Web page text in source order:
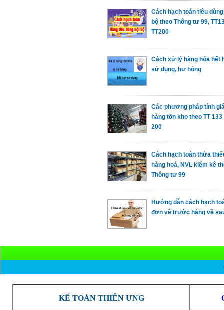
Cách hạch toán tiêu
bộ theo Thông tư 99,
TT200
Cách xử lý hàng hóa hết
sử dụng, hư hỏng
Các phương pháp tính
hàng tồn kho theo TT 133
200
Cách hạch toán thừa
hàng hoá, NVL kiểm kê
Thông tư 99
Hướng dẫn cách hạch
đơn về trước hàng về
KẾ TOÁN THIÊN ƯNG